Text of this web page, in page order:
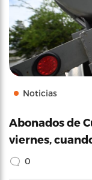
Noticias
Abonados de
viernes,
0